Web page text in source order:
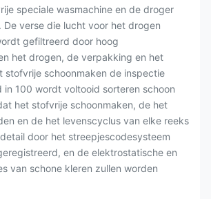
speciale wasmachine en de droger
verse die lucht voor het drogen
gefiltreerd door hoog
het drogen, de verpakking en het
stofvrije schoonmaken de inspectie
100 wordt voltooid sorteren schoon
het stofvrije schoonmaken, de het
en de het levenscyclus van elke reeks
door het streepjescodesysteem
en de elektrostatische en
van schone kleren zullen worden